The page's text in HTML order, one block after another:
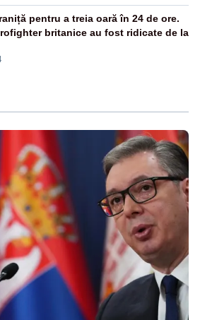
pentru a treia oară în 24 de ore.
britanice au fost ridicate de la